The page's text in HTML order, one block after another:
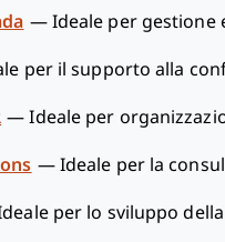
— Ideale per gestione
per il supporto alla
—Ideale per
— Ideale per la
per lo sviluppo